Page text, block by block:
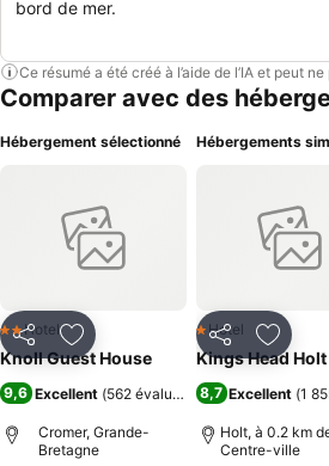
bord de mer.
Ce résumé a été créé à l’aide de l’IA et peut
Comparer avec des
Hébergement sélectionné
PartagerAjouter à mes favoris
2 Étoiles
Hotel
Knoll Guest House
9,6 Excellent (562 évaluations)
Cromer, Grande-
Bretagne
Hébergements
Partager
1 Étoiles
Hotel
Kings Head Holt
8,7 Excellent (1
Holt, à 0.2 km
Centre-ville